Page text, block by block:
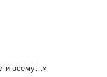
и всему…»